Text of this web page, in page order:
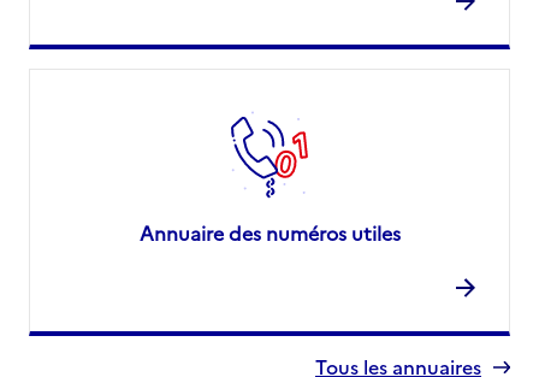
Annuaire des numéros utiles
Tous les annuaires